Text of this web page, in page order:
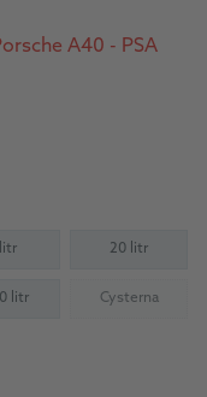
A40 - PSA
20 litr
litr Cysterna
(Not